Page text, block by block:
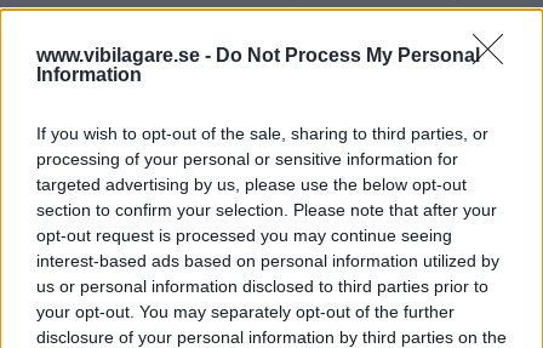
www.vibilagare.se - Do Not Process My Personal
Information
If you wish to opt-out of the sale, sharing to third parties, or
processing of your personal or sensitive information for
targeted advertising by us, please use the below opt-out
section to confirm your selection. Please note that after your
opt-out request is processed you may continue seeing
interest-based ads based on personal information utilized by
us or personal information disclosed to third parties prior to
your opt-out. You may separately opt-out of the further
disclosure of your personal information by third parties on the
bra produkter. Jag har sett nya annonser där de
beskriver att de tagit sig igenom svåra
situationer förr. Det är ett bra budskap.